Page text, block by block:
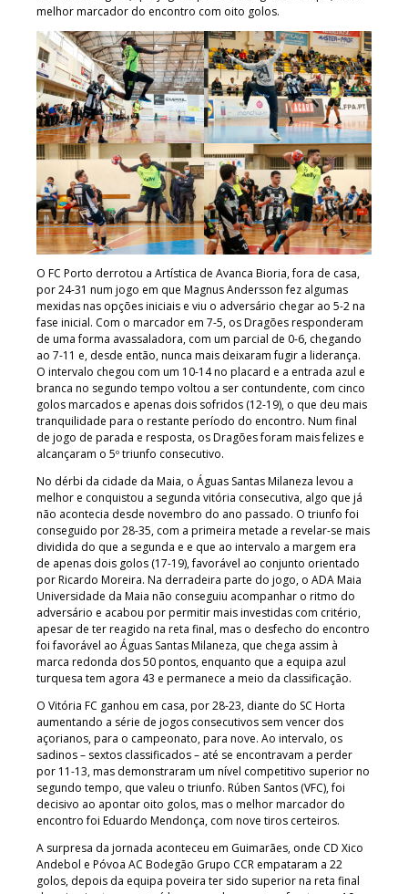
melhor marcador do encontro com oito golos.
O FC Porto derrotou a Artística de Avanca Bioria, fora de casa,
por 24-31 num jogo em que Magnus Andersson fez algumas
mexidas nas opções iniciais e viu o adversário chegar ao 5-2 na
fase inicial. Com o marcador em 7-5, os Dragões responderam
de uma forma avassaladora, com um parcial de 0-6, chegando
ao 7-11 e, desde então, nunca mais deixaram fugir a liderança.
O intervalo chegou com um 10-14 no placard e a entrada azul e
branca no segundo tempo voltou a ser contundente, com cinco
golos marcados e apenas dois sofridos (12-19), o que deu mais
tranquilidade para o restante período do encontro. Num final
de jogo de parada e resposta, os Dragões foram mais felizes e
alcançaram o 5º triunfo consecutivo.
No dérbi da cidade da Maia, o Águas Santas Milaneza levou a
melhor e conquistou a segunda vitória consecutiva, algo que já
não acontecia desde novembro do ano passado. O triunfo foi
conseguido por 28-35, com a primeira metade a revelar-se mais
dividida do que a segunda e e que ao intervalo a margem era
de apenas dois golos (17-19), favorável ao conjunto orientado
por Ricardo Moreira. Na derradeira parte do jogo, o ADA Maia
Universidade da Maia não conseguiu acompanhar o ritmo do
adversário e acabou por permitir mais investidas com critério,
apesar de ter reagido na reta final, mas o desfecho do encontro
foi favorável ao Águas Santas Milaneza, que chega assim à
marca redonda dos 50 pontos, enquanto que a equipa azul
turquesa tem agora 43 e permanece a meio da classificação.
O Vitória FC ganhou em casa, por 28-23, diante do SC Horta
aumentando a série de jogos consecutivos sem vencer dos
açorianos, para o campeonato, para nove. Ao intervalo, os
sadinos – sextos classificados – até se encontravam a perder
por 11-13, mas demonstraram um nível competitivo superior no
segundo tempo, que valeu o triunfo. Rúben Santos (VFC), foi
decisivo ao apontar oito golos, mas o melhor marcador do
encontro foi Eduardo Mendonça, com nove tiros certeiros.
A surpresa da jornada aconteceu em Guimarães, onde CD Xico
Andebol e Póvoa AC Bodegão Grupo CCR empataram a 22
golos, depois da equipa poveira ter sido superior na reta final